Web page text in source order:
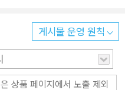
의 특징이자 장점이라 생각됩
이 출시되기 직전 해인 2006
받았던 인기 제품들이 얼마
주기 때문이다. 그러나 여기
리 주변의 그 누구보다 우리
이다. 3부는 사회 전반적인
문제, 일자리 상실, 그리고
게시물 운영 원칙